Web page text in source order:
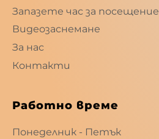
Запазете час за посещение
Видеозаснемане
За нас
Контакти
Работно време
Понеделник - Петък